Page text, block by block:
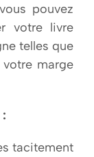
pouvez
votre livre
telles que
marge
tacitement